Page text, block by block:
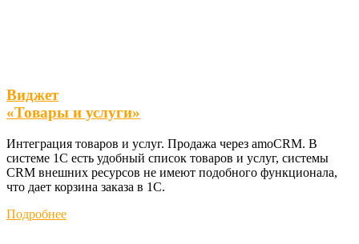
Виджет
«Товары и услуги»
Интеграция товаров и услуг. Продажа через amoCRM. В
системе 1С есть удобный список товаров и услуг, системы
СRМ внешних ресурсов не имеют подобного функционала,
что дает корзина заказа в 1С.
Подробнее